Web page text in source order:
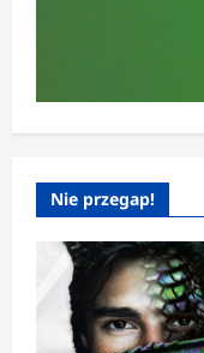
Nie przegap!